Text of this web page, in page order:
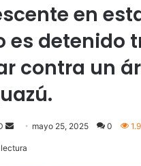
en
es detenido
contra un
mayo 25, 2025 0